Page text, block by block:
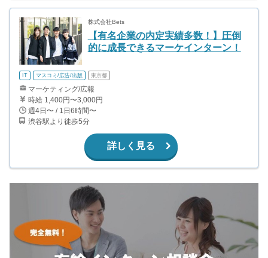
株式会社Bets
【有名企業の内定実績多数！】圧倒
的に成長できるマーケインターン！
IT マスコミ/広告/出版 東京都
マーケティング/広報
時給 1,400円〜3,000円
週4日〜 / 1日6時間〜
渋谷駅より徒歩5分
詳しく見る